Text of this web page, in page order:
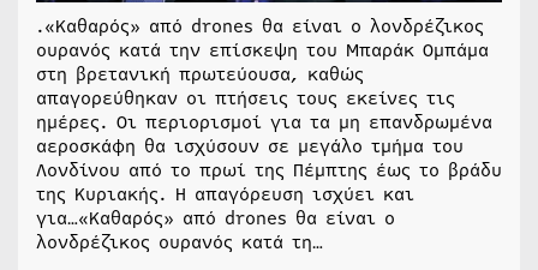
.«Καθαρός» από drones θα είναι ο λονδρέζικος
ουρανός κατά την επίσκεψη του Μπαράκ Ομπάμα
στη βρετανική πρωτεύουσα, καθώς
απαγορεύθηκαν οι πτήσεις τους εκείνες τις
ημέρες. Οι περιορισμοί για τα μη επανδρωμένα
αεροσκάφη θα ισχύσουν σε μεγάλο τμήμα του
Λονδίνου από το πρωί της Πέμπτης έως το βράδυ
της Κυριακής. Η απαγόρευση ισχύει και
για…«Καθαρός» από drones θα είναι ο
λονδρέζικος ουρανός κατά τη…